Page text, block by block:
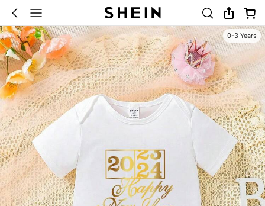
0-3 Years